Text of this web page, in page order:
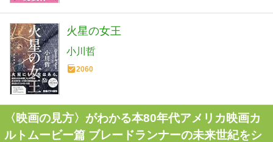
火星の女王
小川哲
2060
〈映画の見方〉がわかる本80年代アメリカ映画カ
ルトムービー篇 ブレードランナーの未来世紀をシ